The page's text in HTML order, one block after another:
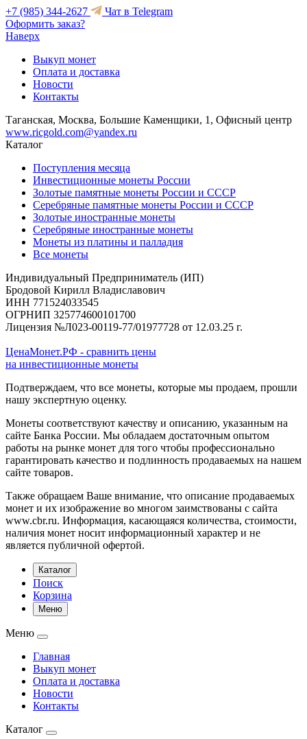
+7 (985) 344-2627
Чат в Telegram
Оформить заказ?
Наверх
Выкуп монет
Оплата и доставка
Новости
Контакты
Таганская, Москва, Большие Каменщики, 1, Офисный центр
www.ricgold.com@yandex.ru
Каталог
Поступления месяца
Инвестиционные монеты России
Золотые памятные монеты России и СССР
Серебряные памятные монеты России и СССР
Золотые иностранные монеты
Серебряные иностранные монеты
Монеты из платины и палладия
Все монеты
Индивидуальный Предприниматель (ИП)
Бродовой Кирилл Владиславович
ИНН 771524033545
ОГРНИП 325774600101700
Лицензия №Л023-00119-77/01977728 от 12.03.25 г.
ЦенаМонет.РФ - сравнить цены
на инвестиционные монеты
Подтверждаем, что все монеты, которые мы продаем, прошли
нашу экспертную оценку.
Монеты соответствуют качеству и описанию, указанным на
сайте Банка России. Мы обладаем достаточным опытом
работы на рынке монет для того чтобы профессионально
гарантировать качество и подлинность продаваемых на нашем
сайте товаров.
Также обращаем Ваше внимание, что описание продаваемых
монет и их изображение во многом заимствованы с сайта
www.cbr.ru. Информация, касающаяся количества, стоимости,
наличия монет носит информационный характер и не
является публичной офертой.
Каталог
Поиск
Корзина
Меню
Меню
Главная
Выкуп монет
Оплата и доставка
Новости
Контакты
Каталог